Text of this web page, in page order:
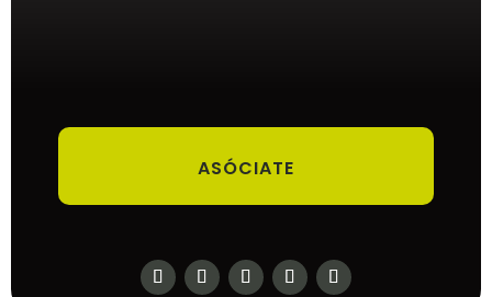
ASÓCIATE